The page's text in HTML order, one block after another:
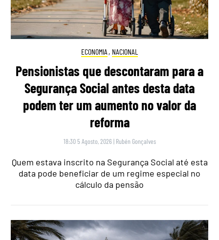
ECONOMIA , NACIONAL
Pensionistas que descontaram para a
Segurança Social antes desta data
podem ter um aumento no valor da
reforma
18:30 5 Agosto, 2026 | Rubén Gonçalves
Quem estava inscrito na Segurança Social até esta
data pode beneficiar de um regime especial no
cálculo da pensão